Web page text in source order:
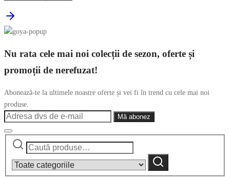
Nu rata cele mai noi colecții de sezon, oferte și
promoții de nerefuzat!
Abonează-te la ultimele noastre oferte și vei fi în trend cu cele mai noi
produse.
Caută
category:
Caută